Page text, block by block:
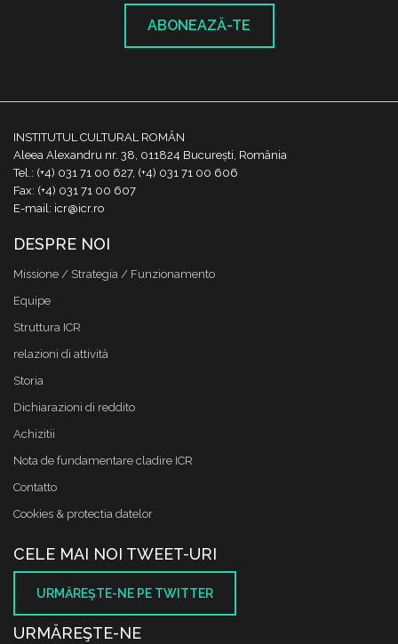
ABONEAZĂ-TE
INSTITUTUL CULTURAL ROMÂN
Aleea Alexandru nr. 38, 011824 București, România
Tel.: (+4) 031 71 00 627, (+4) 031 71 00 606
Fax: (+4) 031 71 00 607
E-mail: icr@icr.ro
DESPRE NOI
Missione / Strategia / Funzionamento
Equipe
Struttura ICR
relazioni di attività
Storia
Dichiarazioni di reddito
Achizitii
Nota de fundamentare cladire ICR
Contatto
Cookies & protectia datelor
CELE MAI NOI TWEET-URI
URMĂREŞTE-NE PE TWITTER
URMĂREŞTE-NE